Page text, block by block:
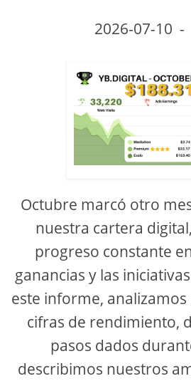
2026-07-10 -
Octubre marcó otro
nuestra cartera
progreso constante
ganancias y las
este informe,
cifras de rendimiento,
pasos dados
describimos nuestros